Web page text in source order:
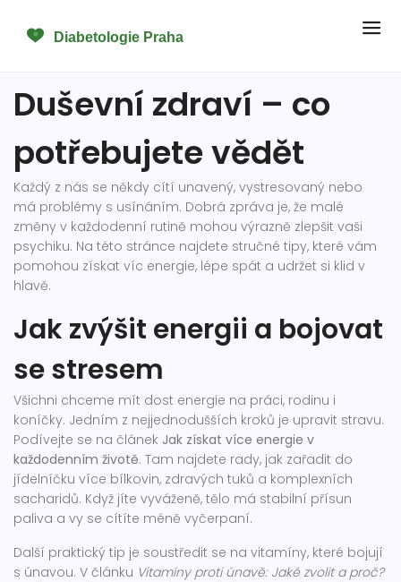
Duševní zdraví – co
potřebujete vědět
Každý z nás se někdy cítí unavený, vystresovaný nebo
má problémy s usínáním. Dobrá zpráva je, že malé
změny v každodenní rutině mohou výrazně zlepšit vaši
psychiku. Na této stránce najdete stručné tipy, které vám
pomohou získat víc energie, lépe spát a udržet si klid v
hlavě.
Jak zvýšit energii a bojovat
se stresem
Všichni chceme mít dost energie na práci, rodinu i
koníčky. Jedním z nejjednodušších kroků je upravit stravu.
Podívejte se na článek Jak získat více energie v
každodenním životě. Tam najdete rady, jak zařadit do
jídelníčku více bílkovin, zdravých tuků a komplexních
sacharidů. Když jíte vyváženě, tělo má stabilní přísun
paliva a vy se cítíte méně vyčerpaní.
Další praktický tip je soustředit se na vitamíny, které bojují
s únavou. V článku Vitamíny proti únavě: Jaké zvolit a proč?